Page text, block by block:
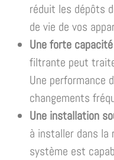
réduit les dépôts
de vie de vos
Une forte
filtrante peut
Une performance
changements
Une installation
à installer dans
système est